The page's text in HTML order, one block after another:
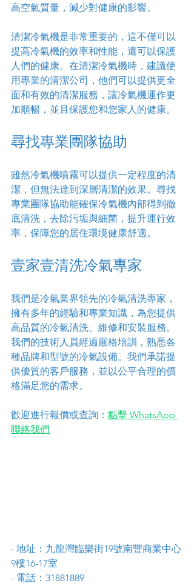
高空氣質量，減少對健康的影響。
清潔冷氣機是非常重要的，這不僅可以
提高冷氣機的效率和性能，還可以保護
人們的健康。在清潔冷氣機時，建議使
用專業的清潔公司，他們可以提供更全
面和有效的清潔服務，讓冷氣機運作更
加順暢，並且保護您和您家人的健康。
尋找專業團隊協助
雖然冷氣機噴霧可以提供一定程度的清
潔，但無法達到深層清潔的效果。尋找
專業團隊協助能確保冷氣機內部得到徹
底清洗，去除污垢與細菌，提升運行效
率，保障您的居住環境健康舒適。
壹家壹清洗冷氣專家
我們是冷氣業界領先的冷氣清洗專家，
擁有多年的經驗和專業知識，為您提供
高品質的冷氣清洗、維修和安裝服務。
我們的技術人員經過嚴格培訓，熟悉各
種品牌和型號的冷氣設備。我們承諾提
供優質的客戶服務，並以公平合理的價
格滿足您的需求。
歡迎進行報價或查詢： 點擊 WhatsApp
聯絡我們
- 地址：九龍灣臨樂街19號南豐商業中心
9樓16-17室
- 電話：31881889